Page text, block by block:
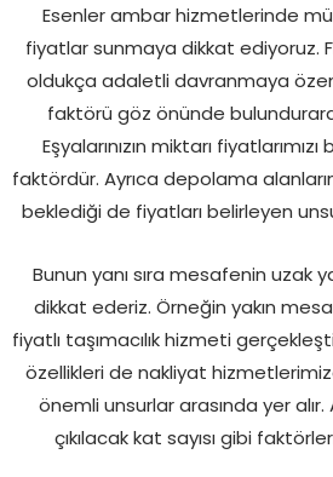
Esenler ambar hizmetlerinde
fiyatlar sunmaya dikkat ediyoruz.
oldukça adaletli davranmaya
faktörü göz önünde
Eşyalarınızın miktarı
faktördür. Ayrıca depolama
beklediği de fiyatları belirleyen
Bunun yanı sıra mesafenin uzak
dikkat ederiz. Örneğin yakın
fiyatlı taşımacılık hizmeti
özellikleri de nakliyat
önemli unsurlar arasında yer alır.
çıkılacak kat sayısı gibi